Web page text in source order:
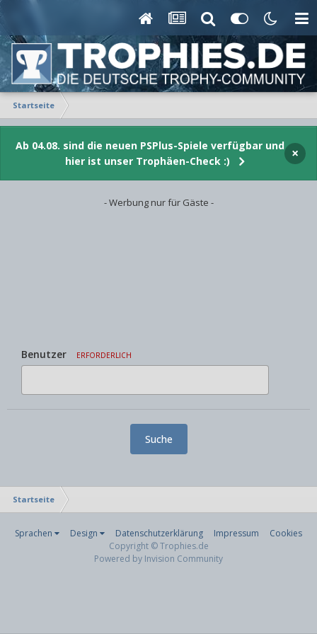
Startseite
Ab 04.08. sind die neuen PSPlus-Spiele verfügbar und
hier ist unser Trophäen-Check :)
×
- Werbung nur für Gäste -
Benutzer ERFORDERLICH
Suche
Startseite
Sprachen Design Datenschutzerklärung Impressum
Cookies
Copyright © Trophies.de
Powered by Invision Community